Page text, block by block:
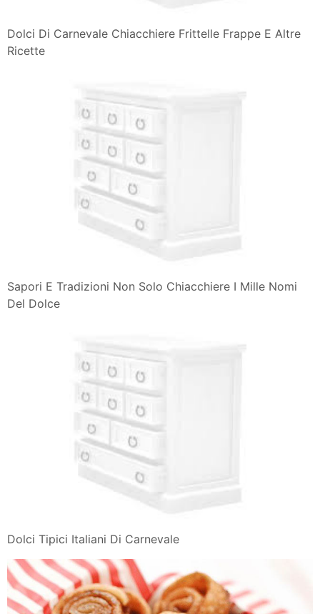
Dolci Di Carnevale Chiacchiere Frittelle Frappe E Altre
Ricette
Sapori E Tradizioni Non Solo Chiacchiere I Mille Nomi
Del Dolce
Dolci Tipici Italiani Di Carnevale